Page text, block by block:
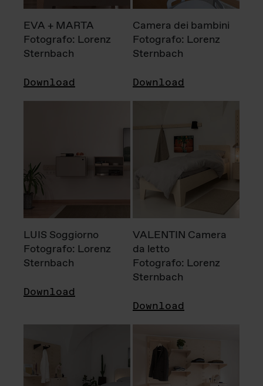
EVA + MARTA
Fotografo: Lorenz
Sternbach
Download
Camera dei bambini
Fotografo: Lorenz
Sternbach
Download
LUIS Soggiorno
Fotografo: Lorenz
Sternbach
Download
VALENTIN Camera
da letto
Fotografo: Lorenz
Sternbach
Download